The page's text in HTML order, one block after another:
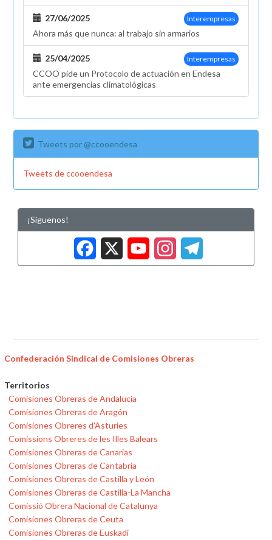
Interempresas
27/06/2025
Ahora más que nunca: al trabajo sin armarios
Interempresas
25/04/2025
CCOO pide un Protocolo de actuación en Endesa
ante emergencias climatológicas
Tweets por @ccooendesa
Tweets de ccooendesa
¡Síguenos!
Facebook
X
Confederación Sindical de Comisiones Obreras
Territorios
Comisiones Obreras de Andalucía
Comisiones Obreras de Aragón
Comisiones Obreres d'Asturies
Comissions Obreres de les Illes Balears
Comisiones Obreras de Canarias
Comisiones Obreras de Cantabria
Comisiones Obreras de Castilla y León
Comisiones Obreras de Castilla-La Mancha
Comissió Obrera Nacional de Catalunya
Comisiones Obreras de Ceuta
Comisiones Obreras de Euskadi